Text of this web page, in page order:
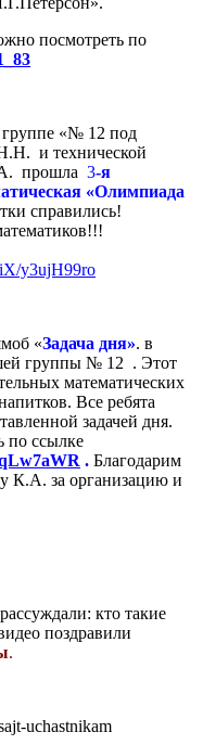
посмотреть по
«№ 12 под
и технической
прошла 3-я
«Олимпиада
справились!
y3ujH99ro
«Задача дня». в
группы № 12 . Этот
математических
Все ребята
задачей дня.
по ссылке
. Благодарим
К.А. за организацию и
кто такие
поздравили
.